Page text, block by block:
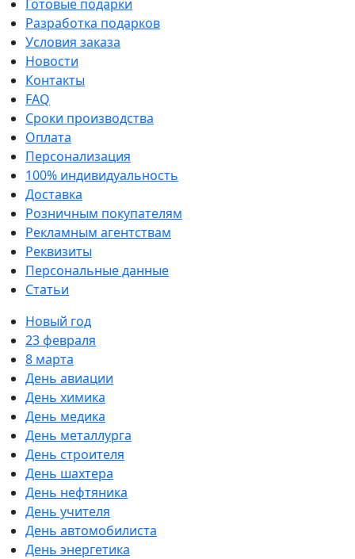
Готовые подарки
Разработка подарков
Условия заказа
Новости
Контакты
FAQ
Сроки производства
Оплата
Персонализация
100% индивидуальность
Доставка
Розничным покупателям
Рекламным агентствам
Реквизиты
Персональные данные
Статьи
Новый год
23 февраля
8 марта
День авиации
День химика
День медика
День металлурга
День строителя
День шахтера
День нефтяника
День учителя
День автомобилиста
День энергетика